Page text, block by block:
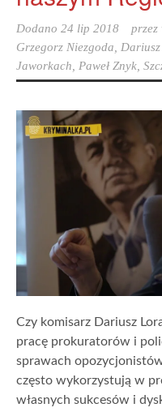
Dodano 24 lip 2018 przez
Grzegorz Niezgoda
Jaworkach
Paweł Znyk
Czy komisarz Dariusz
pracę prokuratorów i
sprawach
często wykorzystują w
własnych sukcesów i